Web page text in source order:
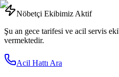
Nöbetçi Ekibimiz Aktif
Şu an gece tarifesi ve acil servis
vermektedir.
Acil Hattı Ara